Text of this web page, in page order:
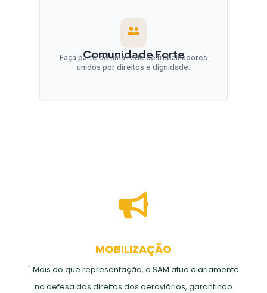
Comunidade Forte
Faça parte de uma rede de trabalhadores
unidos por direitos e dignidade.
MOBILIZAÇÃO
" Mais do que representação, o SAM atua diariamente
na defesa dos direitos dos aeroviários, garantindo